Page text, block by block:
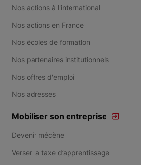
Nos actions à l'international
Nos actions en France
Nos écoles de formation
Nos partenaires institutionnels
Nos offres d'emploi
Nos adresses
Mobiliser son entreprise
Devenir mécène
Verser la taxe d’apprentissage